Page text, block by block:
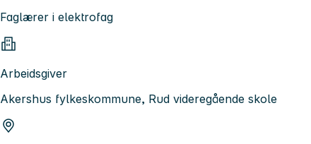
Faglærer i elektrofag
Arbeidsgiver
Akershus fylkeskommune, Rud videregående skole